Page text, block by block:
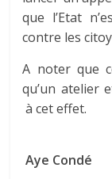
que l’Etat
contre les
A noter que
qu’un atelier
à cet effet.
Aye Condé